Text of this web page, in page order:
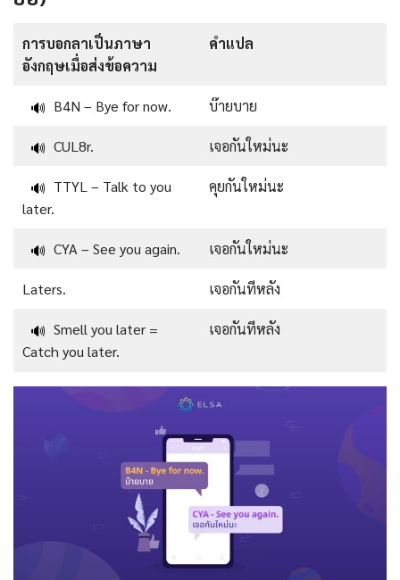
การบอกลาเป็นภาษา
อังกฤษเมื่อส่งข้อความ
คำแปล
🔊 B4N – Bye for now. บ๊ายบาย
🔊 CUL8r. เจอกันใหม่นะ
🔊 TTYL – Talk to you
later.
คุยกันใหม่นะ
🔊 CYA – See you again. เจอกันใหม่นะ
Laters. เจอกันทีหลัง
🔊 Smell you later =
Catch you later.
เจอกันทีหลัง